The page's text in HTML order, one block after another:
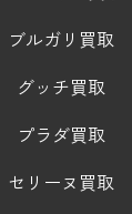
ブルガリ買取
グッチ買取
プラダ買取
セリーヌ買取